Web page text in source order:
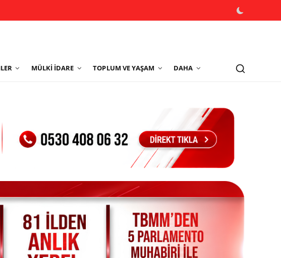
MÜLKI İDARE TOPLUM VE YAŞAM DAHA